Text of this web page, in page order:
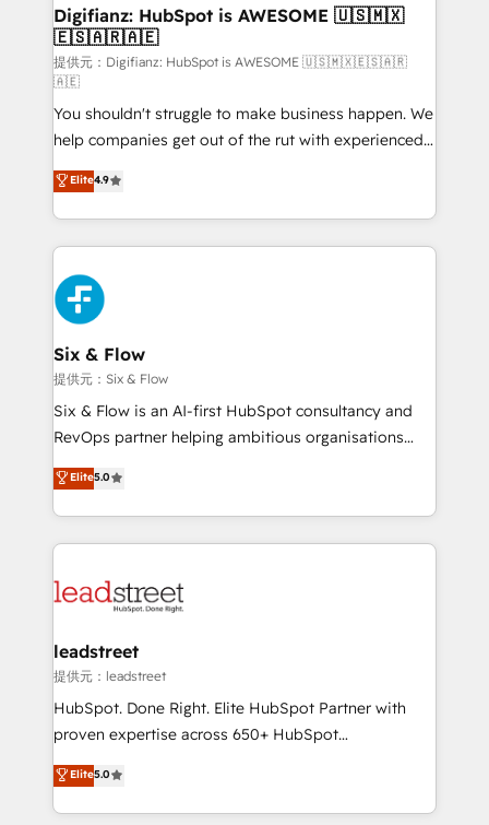
makes us different? 🚀 Top 0.5% of global HubSpot
agencies ⚙️ The strongest technical ability and
integration capabilities 💼 Consultative, long-term
partners who will embed ourselves into your
business, processes and systems 🏢 We specialise in
working with mid-market and enterprise
organisations, global organisations and those with
complex use cases 🏆 CRM Implementation,
Platform Enablement, Custom Integration and
Onboarding Accredited 🔐 ISO27001 & ISO9001
Certified
Digifianz: HubSpot is AWESOME 🇺🇸🇲🇽
🇪🇸🇦🇷🇦🇪
提供元：Digifianz: HubSpot is AWESOME 🇺🇸🇲🇽🇪🇸🇦🇷
🇦🇪
You shouldn't struggle to make business happen. We
help companies get out of the rut with experienced,
process-oriented teams implementing HubSpot
Marketing, Sales, Service, CMS and Operations Hub,
so selling and actually engaging with your customers
feels easy and pain-free. We are a top ranked
HubSpot Elite Partner, winner of Rookie of the Year
and Customer First Awards, 4.9/5 rating in HubSpot
Reviews and 4.9/5 rating in Clutch Reviews. Digifianz
helps the following industries: logistics & 3PL, home
improvement & construction, branding and
commercialization, real estate, health, education,
SaaS, Software Dev & IT and consulting, make the
the United States, EU, UAE, Mexico and Latin
America. From casual user to super fan: make
Elite4.9
Six & Flow
提供元：Six & Flow
Six & Flow is an AI-first HubSpot consultancy and
RevOps partner helping ambitious organisations
grow with clarity, confidence, and intelligence.
Operating across the UK, Netherlands, Ireland, and
Canada, we’ve delivered thousands of successful
HubSpot projects for mid-market and enterprise
combine HubSpot, data, and AI to design connected
and technology for predictable, scalable revenue
growth. Our expertise spans RevOps, CRM and data
architecture, AI enablement, and strategic marketing,
delivered through our proprietary FLAIR framework
Partner and ISO 27001:2022 certified consultancy,
we blend strategy, creativity, and technology to help
Elite5.0
leadstreet
提供元：leadstreet
HubSpot. Done Right. Elite HubSpot Partner with
proven expertise across 650+ HubSpot
implementations. With 12+ years of HubSpot
experience, we help you use the HubSpot platform
to its fullest capacity, improve your current HubSpot
Elite5.0